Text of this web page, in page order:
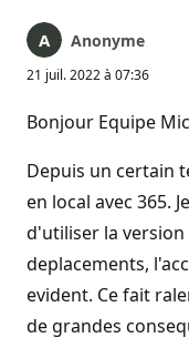
Anonyme
21 juil. 2022 à 07:36
Bonjour Equipe
Depuis un certain
en local avec 365.
d'utiliser la version
deplacements,
evident. Ce fait
de grandes